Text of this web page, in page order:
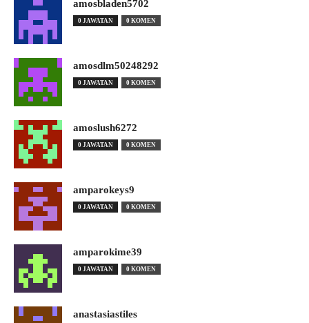
amosbladen5702
0 JAWATAN 0 KOMEN
amosdlm50248292
0 JAWATAN 0 KOMEN
amoslush6272
0 JAWATAN 0 KOMEN
amparokeys9
0 JAWATAN 0 KOMEN
amparokime39
0 JAWATAN 0 KOMEN
anastasiastiles